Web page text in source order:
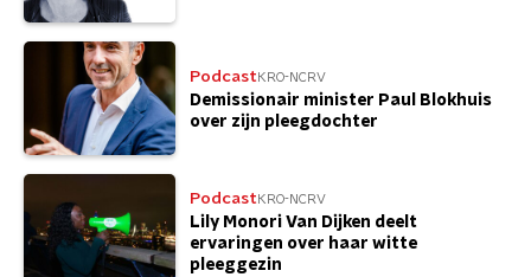
Podcast KRO-NCRV
Demissionair minister Paul Blokhuis
over zijn pleegdochter
Podcast KRO-NCRV
Lily Monori Van Dijken deelt
ervaringen over haar witte
pleeggezin